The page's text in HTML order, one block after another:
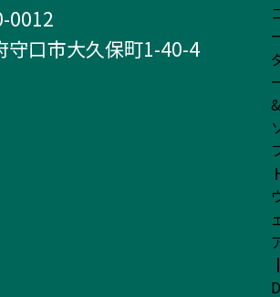
0012
守口市大久保町1-40-4
&
D